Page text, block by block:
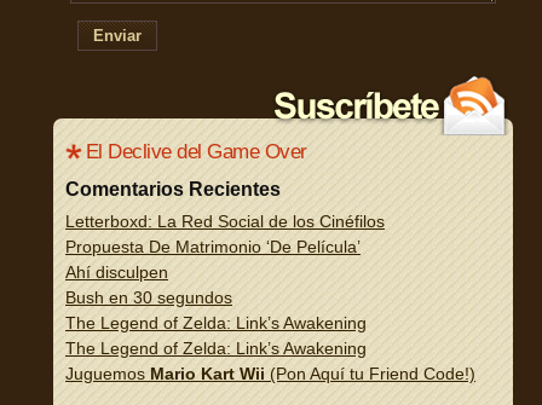
Enviar
El Declive del Game Over
Comentarios Recientes
Letterboxd: La Red Social de los Cinéfilos
Propuesta De Matrimonio ‘De Película’
Ahí disculpen
Bush en 30 segundos
The Legend of Zelda: Link’s Awakening
The Legend of Zelda: Link’s Awakening
Juguemos Mario Kart Wii (Pon Aquí tu Friend Code!)